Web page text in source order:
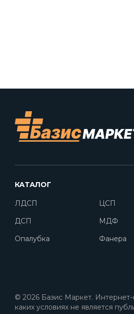
КАТАЛОГ
ЛДСП ЦСП
ДСП
МДФ
Опалубка
Фанера
© 2026 Базис Маркет.
каких условиях не является